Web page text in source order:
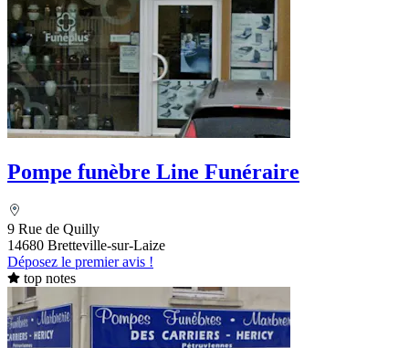
Pompe funèbre Line Funéraire
9 Rue de Quilly
14680 Bretteville-sur-Laize
Déposez le premier avis !
top notes